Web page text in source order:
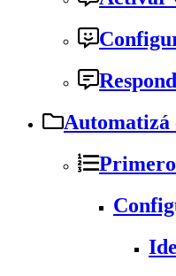
Automatizá